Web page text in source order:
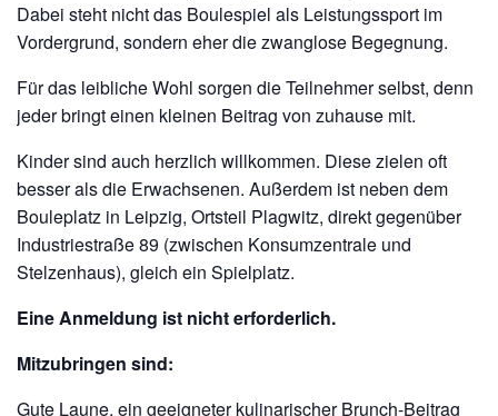
Dabei steht nicht das Boulespiel als Leistungssport im
Vordergrund, sondern eher die zwanglose Begegnung.
Für das leibliche Wohl sorgen die Teilnehmer selbst, denn
jeder bringt einen kleinen Beitrag von zuhause mit.
Kinder sind auch herzlich willkommen. Diese zielen oft
besser als die Erwachsenen. Außerdem ist neben dem
Bouleplatz in Leipzig, Ortsteil Plagwitz, direkt gegenüber
Industriestraße 89 (zwischen Konsumzentrale und
Stelzenhaus), gleich ein Spielplatz.
Eine Anmeldung ist nicht erforderlich.
Mitzubringen sind:
Gute Laune, ein geeigneter kulinarischer Brunch-Beitrag